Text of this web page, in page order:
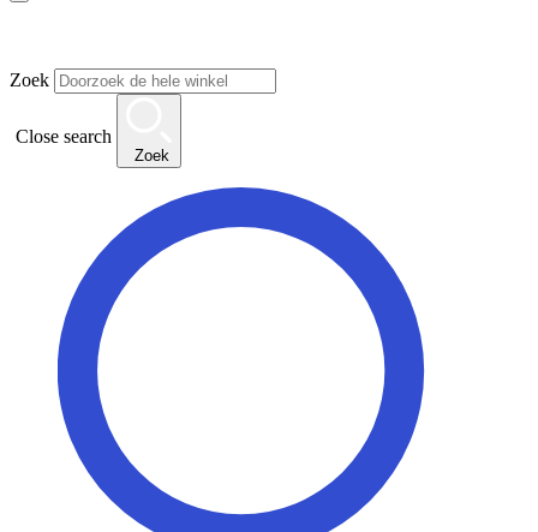
Zoek
Close search
Zoek